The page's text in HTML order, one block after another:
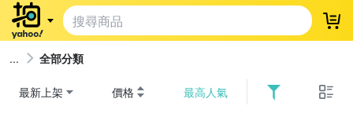
登
全部分類
最新上架 價格 最高人氣